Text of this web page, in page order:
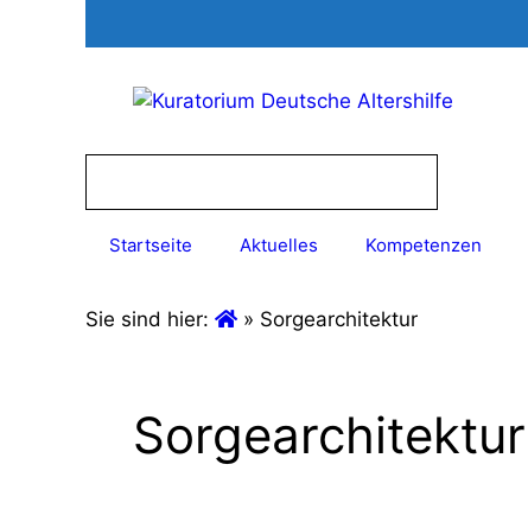
Startseite Aktuelles Kompetenzen
Sie sind hier: » Sorgearchitektur
Sorgearchitektur